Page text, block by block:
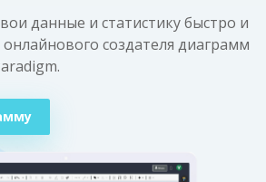
данные и статистику быстро и
создателя диаграмм